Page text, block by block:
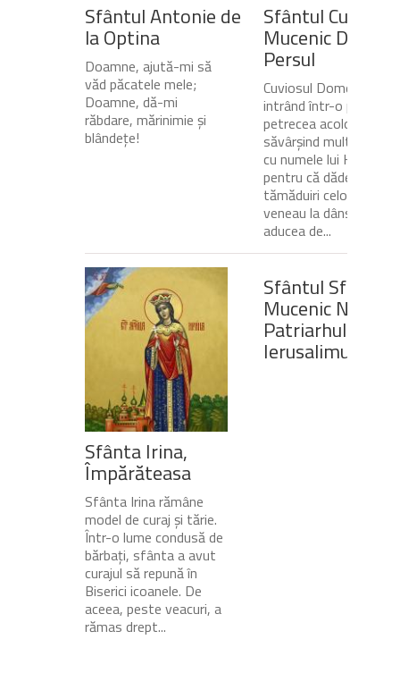
Sfântul Antonie de
la Optina
Doamne, ajută-mi să
văd păcatele mele;
Doamne, dă-mi
răbdare, mărinimie şi
blândeţe!
Sfântul Cuvios
Mucenic
Persul
Cuviosul Dometie
intrând într-o peșteră,
petrecea acolo
săvârșind multe minuni
cu numele lui Hristos,
pentru că dădea
tămăduiri celor ce
veneau la dânsul și îi
aducea de...
Sfânta Irina,
Împărăteasa
Sfânta Irina rămâne
model de curaj și tărie.
Într-o lume condusă de
bărbați, sfânta a avut
curajul să repună în
Biserici icoanele. De
aceea, peste veacuri, a
rămas drept...
Sfântul Sfinţit
Mucenic Narcis,
Patriarhul
Ierusalimului